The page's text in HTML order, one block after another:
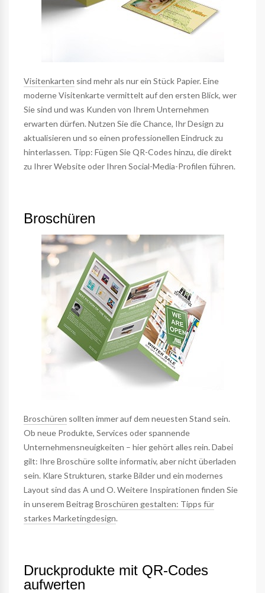
Visitenkarten sind mehr als nur ein Stück Papier. Eine
moderne Visitenkarte vermittelt auf den ersten Blick, wer
Sie sind und was Kunden von Ihrem Unternehmen
erwarten dürfen. Nutzen Sie die Chance, Ihr Design zu
aktualisieren und so einen professionellen Eindruck zu
hinterlassen. Tipp: Fügen Sie QR-Codes hinzu, die direkt
zu Ihrer Website oder Ihren Social-Media-Profilen führen.
Broschüren
Broschüren sollten immer auf dem neuesten Stand sein.
Ob neue Produkte, Services oder spannende
Unternehmensneuigkeiten – hier gehört alles rein. Dabei
gilt: Ihre Broschüre sollte informativ, aber nicht überladen
sein. Klare Strukturen, starke Bilder und ein modernes
Layout sind das A und O. Weitere Inspirationen finden Sie
in unserem BeitragBroschüren gestalten: Tipps für
starkes Marketingdesign.
Druckprodukte mit QR-Codes
aufwerten